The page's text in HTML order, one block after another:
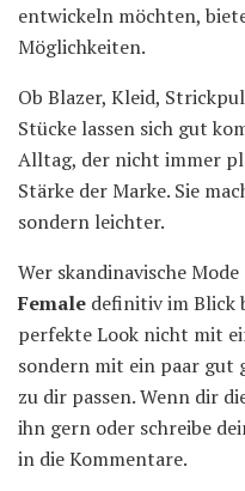
entwickeln möchten,
Möglichkeiten.
Ob Blazer, Kleid,
Stücke lassen sich gut
Alltag, der nicht immer
Stärke der Marke. Sie
sondern leichter.
Wer skandinavische
Female definitiv im Blick
perfekte Look nicht mit
sondern mit ein paar gut
zu dir passen. Wenn dir
ihn gern oder schreibe
in die Kommentare.